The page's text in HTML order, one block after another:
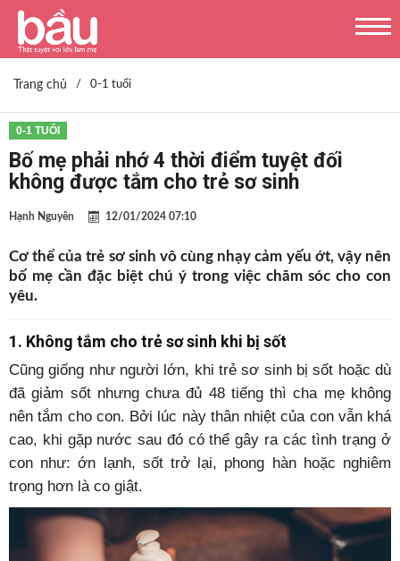
Trang chủ / 0-1 tuổi
0-1 TUỔI
Bố mẹ phải nhớ 4 thời điểm tuyệt đối
không được tắm cho trẻ sơ sinh
Hạnh Nguyên 12/01/2024 07:10
Cơ thể của trẻ sơ sinh vô cùng nhạy cảm yếu ớt, vậy nên
bố mẹ cần đặc biệt chú ý trong việc chăm sóc cho con
yêu.
1. Không tắm cho trẻ sơ sinh khi bị sốt
Cũng giống như người lớn, khi trẻ sơ sinh bị sốt hoặc dù
đã giảm sốt nhưng chưa đủ 48 tiếng thì cha mẹ không
nên tắm cho con. Bởi lúc này thân nhiệt của con vẫn khá
cao, khi gặp nước sau đó có thể gây ra các tình trạng ở
con như: ớn lạnh, sốt trở lại, phong hàn hoặc nghiêm
trọng hơn là co giật.